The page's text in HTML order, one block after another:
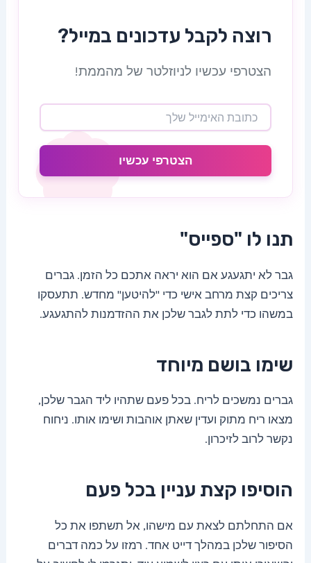
רוצה לקבל עדכונים במייל?
הצטרפי עכשיו לניוזלטר של מהממת!
הצטרפי עכשיו
תנו לו "ספייס"
גבר לא יתגעגע אם הוא יראה אתכם כל הזמן. גברים
צריכים קצת מרחב אישי כדי "להיטען" מחדש. תתעסקו
במשהו כדי לתת לגבר שלכן את ההזדמנות להתגעגע.
שימו בושם מיוחד
גברים נמשכים לריח. בכל פעם שתהיו ליד הגבר שלכן,
מצאו ריח מתוק ועדין שאתן אוהבות ושימו אותו. ניחוח
נקשר לרוב לזיכרון.
הוסיפו קצת עניין בכל פעם
אם התחלתם לצאת עם מישהו, אל תשתפו את כל
הסיפור שלכן במהלך דייט אחד. רמזו על כמה דברים